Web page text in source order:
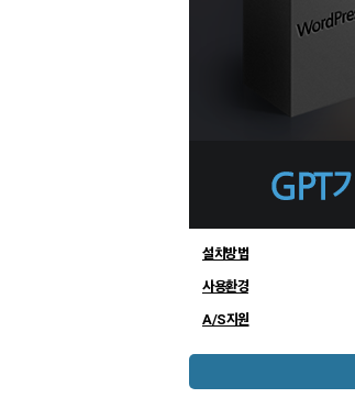
설치방법
사용환경
A/S지원